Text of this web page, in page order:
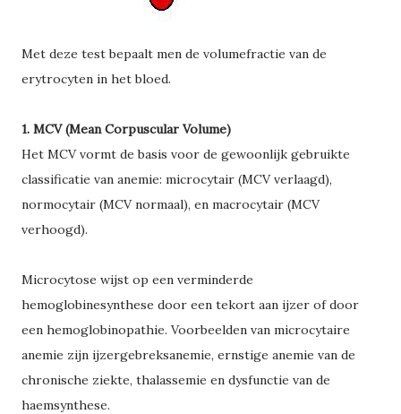
Met deze test bepaalt men de volumefractie van de
erytrocyten in het bloed.
1. MCV (Mean Corpuscular Volume)
Het MCV vormt de basis voor de gewoonlijk gebruikte
classificatie van anemie: microcytair (MCV verlaagd),
normocytair (MCV normaal), en macrocytair (MCV
verhoogd).
Microcytose wijst op een verminderde
hemoglobinesynthese door een tekort aan ijzer of door
een hemoglobinopathie. Voorbeelden van microcytaire
anemie zijn ijzergebreksanemie, ernstige anemie van de
chronische ziekte, thalassemie en dysfunctie van de
haemsynthese.